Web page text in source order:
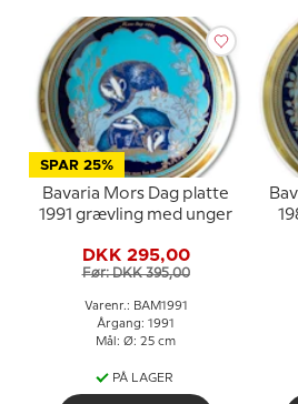
SPAR 25%
Bavaria Mors Dag platte
1991 grævling med unger
DKK 295,00
Før: DKK 395,00
Varenr.: BAM1991
Årgang: 1991
Mål: Ø: 25 cm
PÅ LAGER